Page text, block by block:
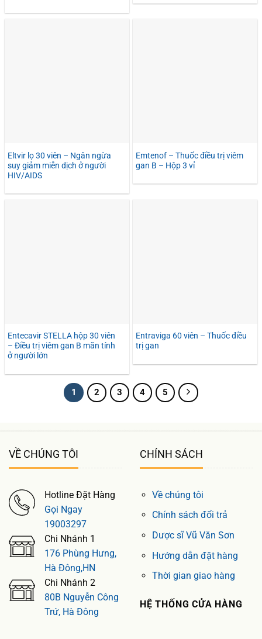
Eltvir lọ 30 viên – Ngăn ngừa
suy giảm miễn dịch ở người
HIV/AIDS
Emtenof – Thuốc điều trị viêm
gan B – Hộp 3 vỉ
Entecavir STELLA hộp 30 viên
– Điều trị viêm gan B mãn tính
ở người lớn
Entraviga 60 viên – Thuốc điều
trị gan
1 2 3 4 5
VỀ CHÚNG TÔI
Hotline Đặt Hàng
Gọi Ngay
19003297
Chi Nhánh 1
176 Phùng Hưng,
Hà Đông,HN
Chi Nhánh 2
80B Nguyễn Công
Trứ, Hà Đông
CHÍNH SÁCH
Về chúng tôi
Chính sách đổi trả
Dược sĩ Vũ Văn Sơn
Hướng dẫn đặt hàng
Thời gian giao hàng
HỆ THỐNG CỬA HÀNG